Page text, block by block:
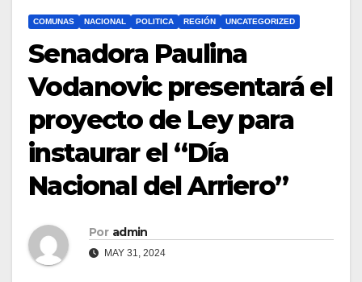
COMUNAS NACIONAL POLITICA REGIÓN UNCATEGORIZED
Senadora Paulina
Vodanovic presentará el
proyecto de Ley para
instaurar el “Día
Nacional del Arriero”
Por admin
MAY 31, 2024